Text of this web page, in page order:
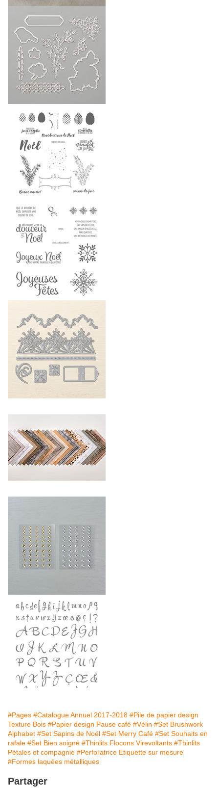
#Pages #Catalogue Annuel 2017-2018 #Pile de papier design
Texture Bois #Papier design Pause café #Vélin #Set Brushwork
Alphabet #Set Sapins de Noël #Set Merry Café #Set Souhaits en
rafale #Set Bien soigné #Thinlits Flocons Virevoltants #Thinlits
Pétales et compagnie #Perforatrice Etiquette sur mesure
#Formes laquées métalliques
Partager